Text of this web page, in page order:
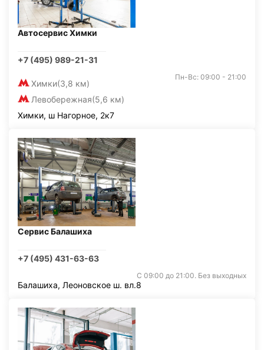
Автосервис Химки
+7 (495) 989-21-31
Химки(3,8 км)
Левобережная(5,6 км)
Пн-Вс: 09:00 - 21:00
Химки, ш Нагорное, 2к7
Сервис Балашиха
+7 (495) 431-63-63
С 09:00 до 21:00. Без выходных
Балашиха, Леоновское ш. вл.8